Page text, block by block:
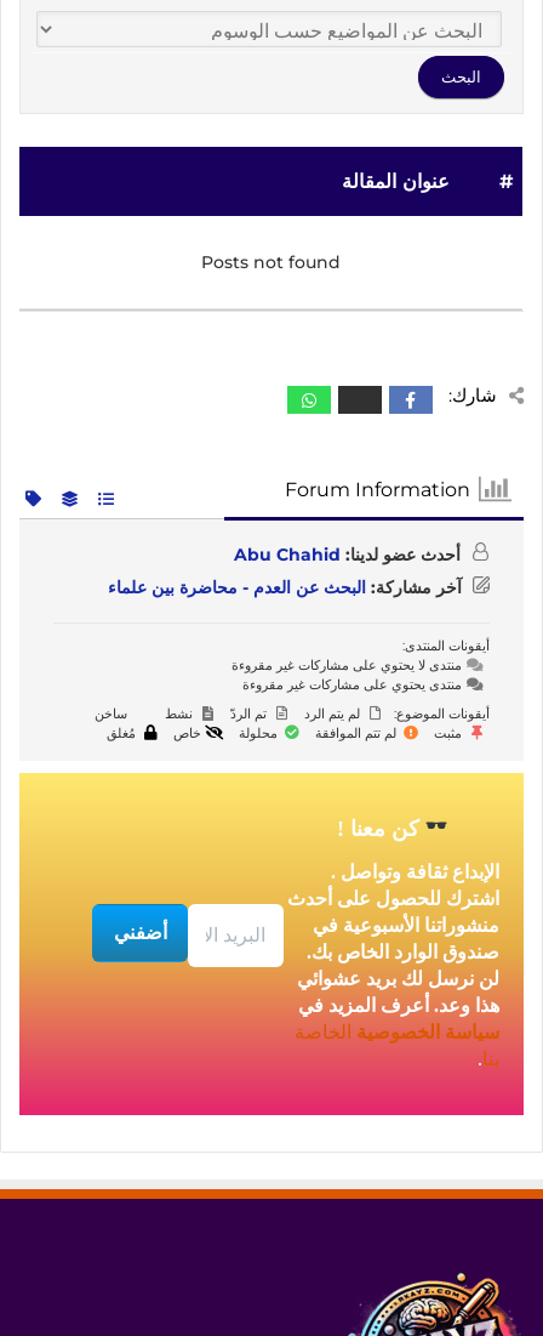
# عنوان المقالة
Posts not found
شارك:
Forum Information
أحدث عضو لدينا: Abu Chahid
آخر مشاركة: البحث عن العدم - محاضرة بين علماء
أيقونات المنتدى:
منتدى لا يحتوي على مشاركات غير مقروءة
منتدى يحتوي على مشاركات غير مقروءة
أيقونات الموضوع:
لم يتم الرد تم الردّ نشط
ساخن
مثبت
لم تتم الموافقة محلولة خاص مُغلق
كن معنا !
الإبداع ثقافة وتواصل .
اشترك للحصول على أحدث
منشوراتنا الأسبوعية في
صندوق الوارد الخاص بك.
لن نرسل لك بريد عشوائي
هذا وعد. أعرف المزيد في
سياسة الخصوصية الخاصة
بنا.